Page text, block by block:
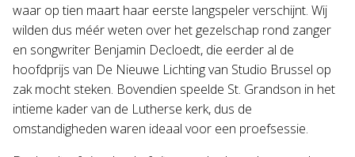
waar op tien maart haar eerste langspeler verschijnt. Wij
wilden dus méér weten over het gezelschap rond zanger
en songwriter Benjamin Decloedt, die eerder al de
hoofdprijs van De Nieuwe Lichting van Studio Brussel op
zak mocht steken. Bovendien speelde St. Grandson in het
intieme kader van de Lutherse kerk, dus de
omstandigheden waren ideaal voor een proefsessie.